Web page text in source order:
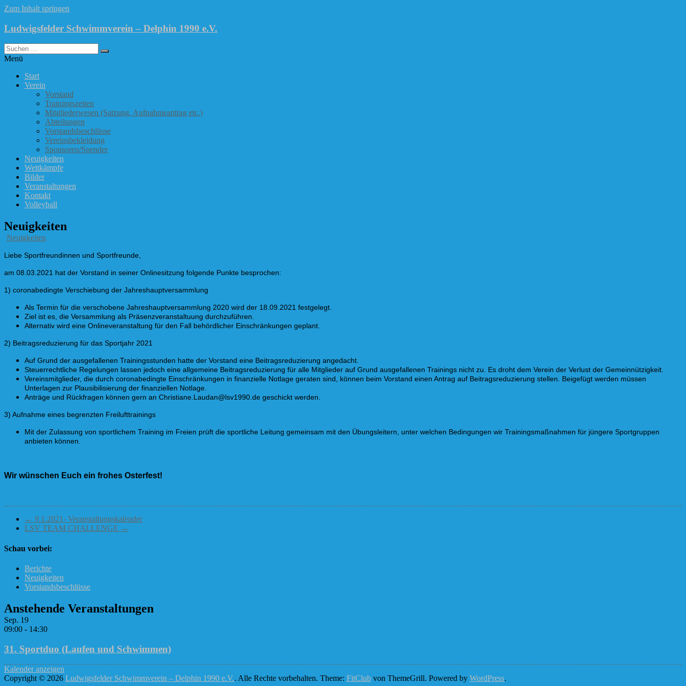
Zum Inhalt springen
Ludwigsfelder Schwimmverein – Delphin 1990 e.V.
Menü
Start
Verein
Vorstand
Trainingszeiten
Mitgliederwesen (Satzung, Aufnahmeantrag etc.)
Abteilungen
Vorstandsbeschlüsse
Vereinsbekleidung
Sponsoren/Spender
Neuigkeiten
Wettkämpfe
Bilder
Veranstaltungen
Kontakt
Volleyball
Neuigkeiten
Neuigkeiten
Liebe Sportfreundinnen und Sportfreunde,
am 08.03.2021 hat der Vorstand in seiner Onlinesitzung folgende Punkte besprochen:
1) coronabedingte Verschiebung der Jahreshauptversammlung
Als Termin für die verschobene Jahreshauptversammlung 2020 wird der 18.09.2021 festgelegt.
Ziel ist es, die Versammlung als Präsenzveranstaltuung durchzuführen.
Alternativ wird eine Onlineveranstaltung für den Fall behördlicher Einschränkungen geplant.
2) Beitragsreduzierung für das Sportjahr 2021
Auf Grund der ausgefallenen Trainingsstunden hatte der Vorstand eine Beitragsreduzierung angedacht.
Steuerrechtliche Regelungen lassen jedoch eine allgemeine Beitragsreduzierung für alle Mitglieder auf Grund ausgefallenen Trainings nicht zu. Es droht dem Verein der Verlust der Gemeinnützigkeit.
Vereinsmitglieder, die durch coronabedingte Einschränkungen in finanzielle Notlage geraten sind, können beim Vorstand einen Antrag auf Beitragsreduzierung stellen. Beigefügt werden müssen
Unterlagen zur Plausibilisierung der finanziellen Notlage.
Anträge und Rückfragen können gern an Christiane.Laudan@lsv1990.de geschickt werden.
3) Aufnahme eines begrenzten Freilufttrainings
Mit der Zulassung von sportlichem Training im Freien prüft die sportliche Leitung gemeinsam mit den Übungsleitern, unter welchen Bedingungen wir Trainingsmaßnahmen für jüngere Sportgruppen
anbieten können.
Wir wünschen Euch ein frohes Osterfest!
← 9.1.2021- Veranstaltungskalender
LSV TEAM CHALLENGE →
Schau vorbei:
Berichte
Neuigkeiten
Vorstandsbeschlüsse
Anstehende Veranstaltungen
Sep. 19
09:00 - 14:30
31. Sportduo (Laufen und Schwimmen)
Kalender anzeigen
Copyright © 2026 Ludwigsfelder Schwimmverein – Delphin 1990 e.V.. Alle Rechte vorbehalten. Theme: FitClub von ThemeGrill. Powered by WordPress.